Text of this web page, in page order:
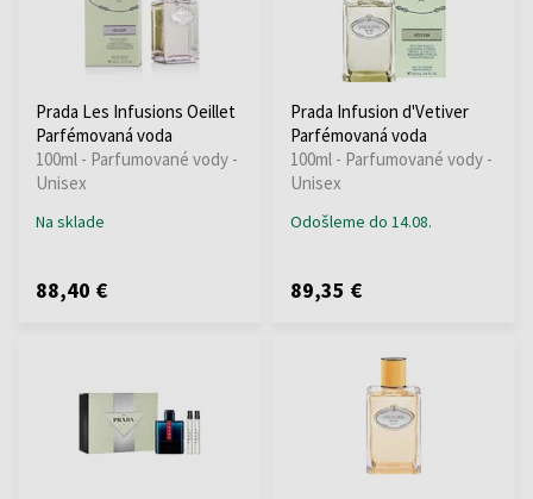
Prada Les Infusions Oeillet
Parfémovaná voda
100ml - Parfumované vody -
Unisex
Na sklade
88,40 €
Prada Infusion d'Vetiver
Parfémovaná voda
100ml - Parfumované vody -
Unisex
Odošleme do 14.08.
89,35 €